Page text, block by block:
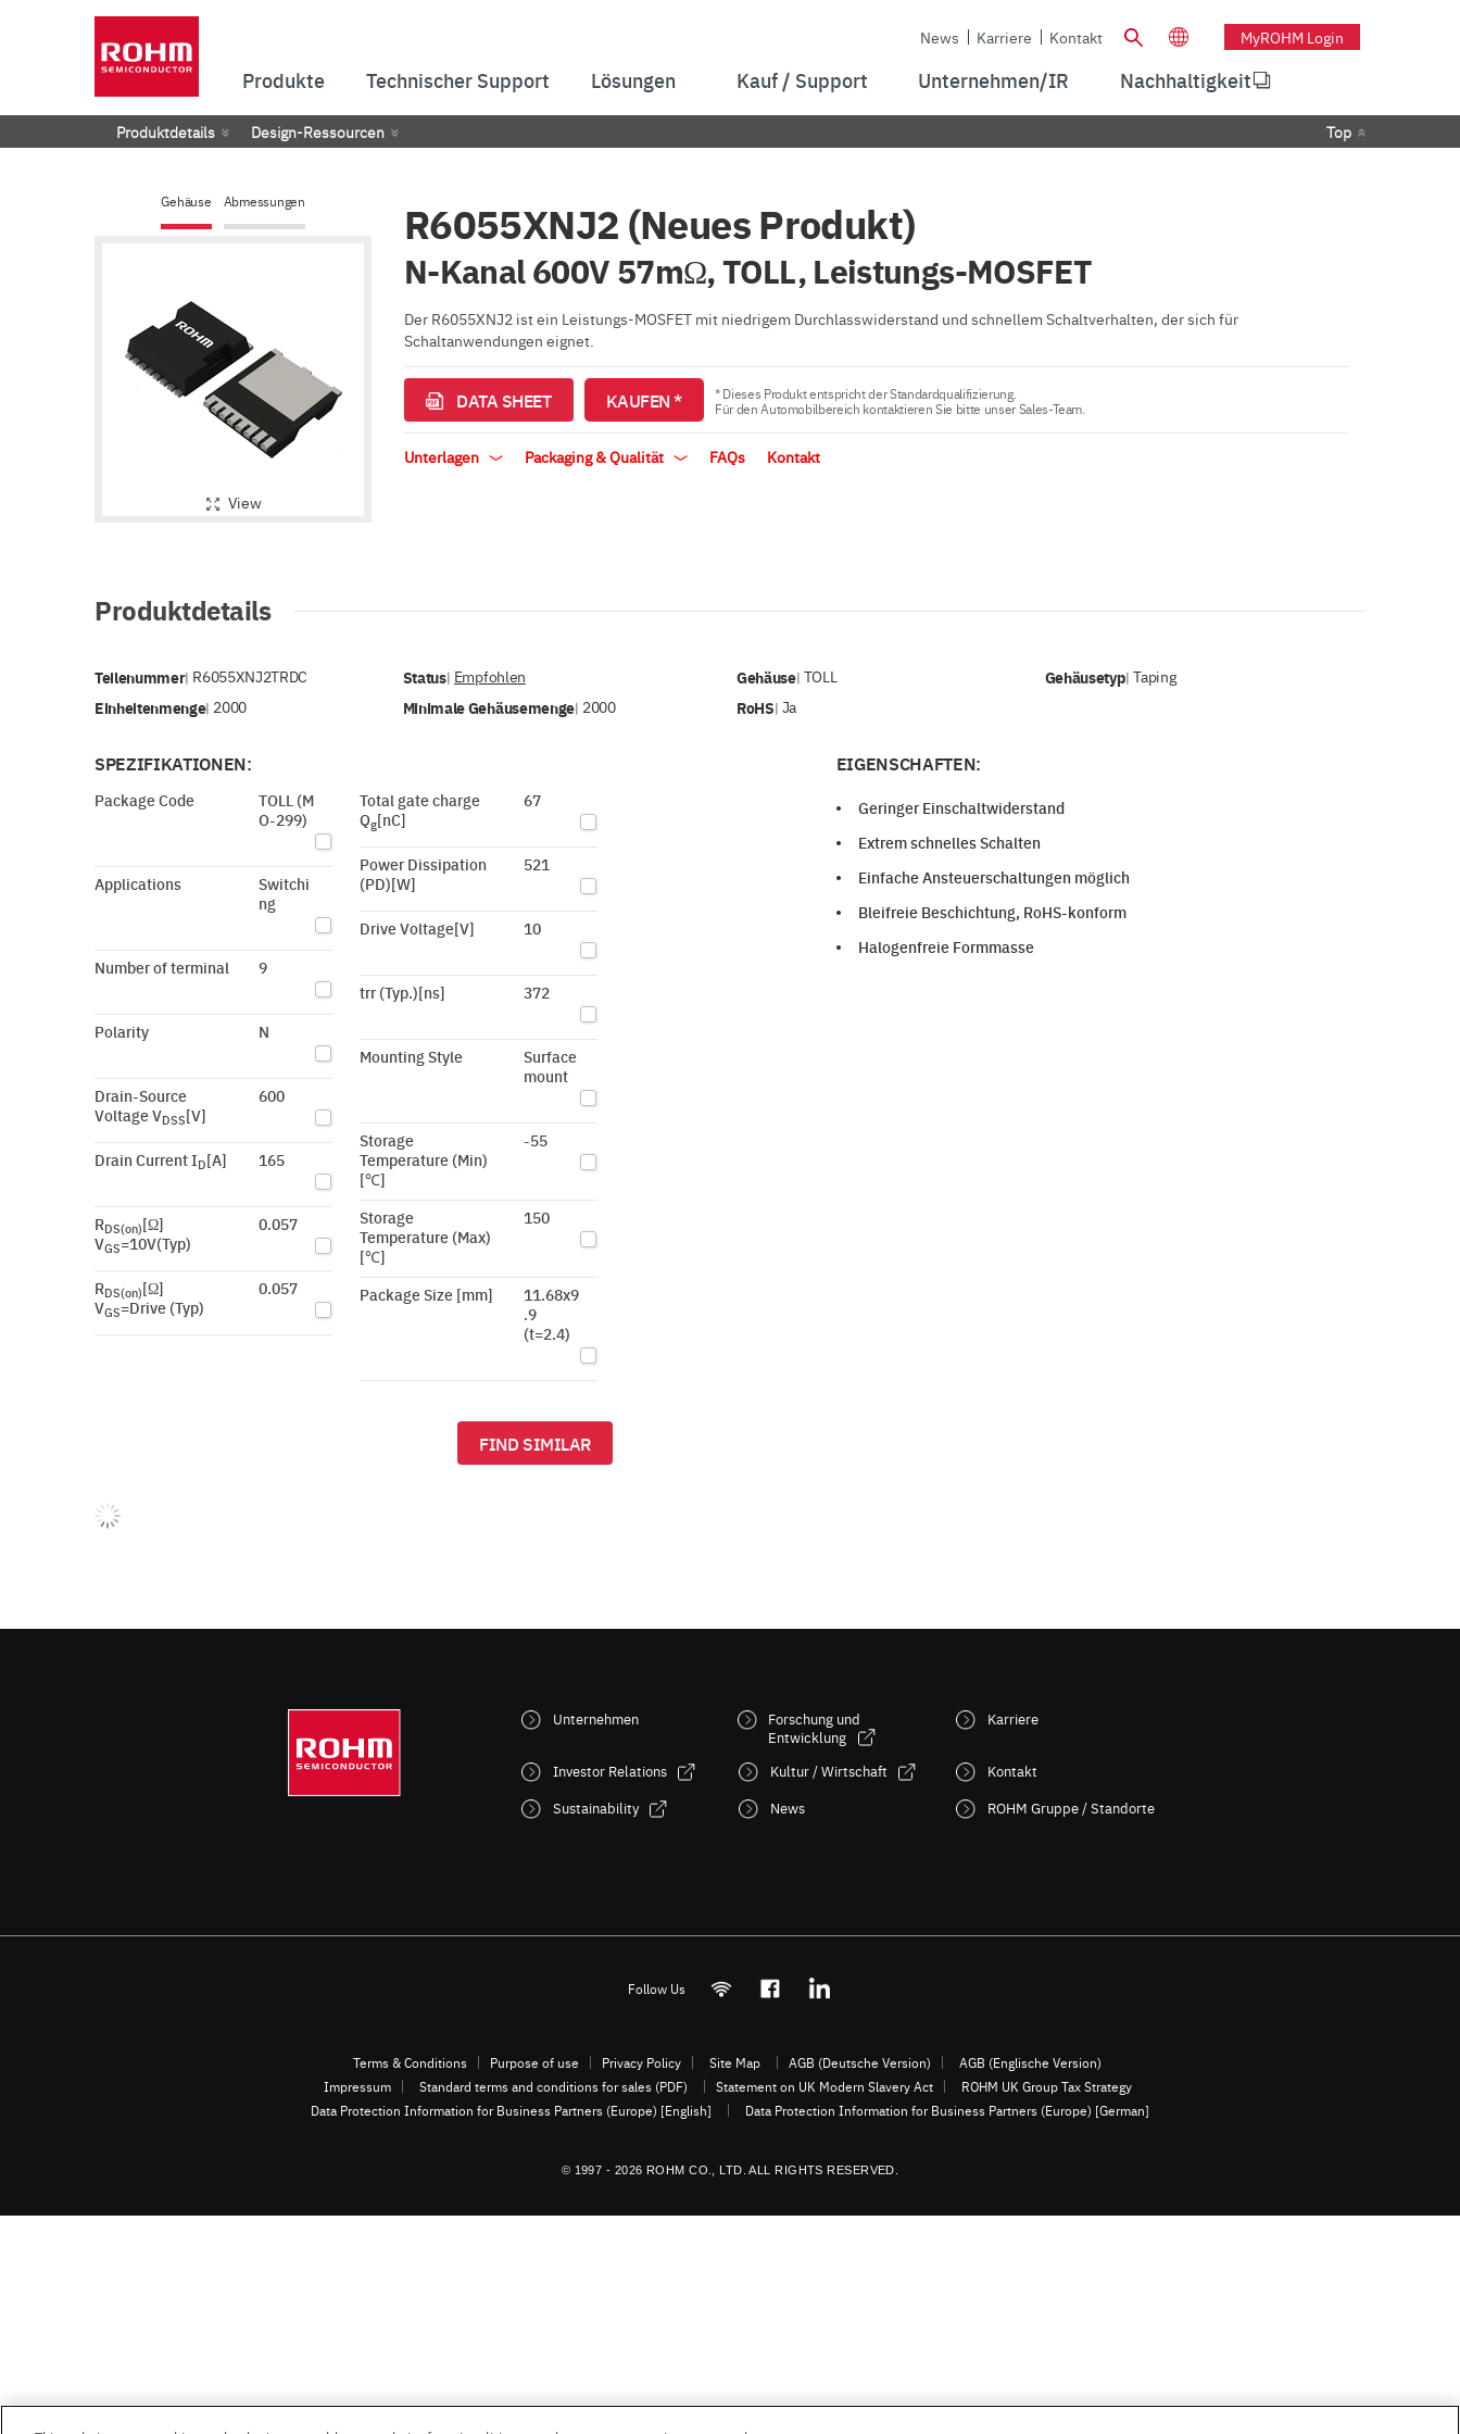
News Karriere Kontakt MyROHM Login
Produkte Technischer Support Lösungen Kauf / Support Unternehmen/IR Nachhaltigkeit
Produktdetails Design-Ressourcen Top
Gehäuse Abmessungen
View
R6055XNJ2 (Neues Produkt)
N-Kanal 600V 57mΩ, TOLL, Leistungs-MOSFET
Der R6055XNJ2 ist ein Leistungs-MOSFET mit niedrigem Durchlasswiderstand und schnellem Schaltverhalten, der sich für
Schaltanwendungen eignet.
DATA SHEET KAUFEN *
* Dieses Produkt entspricht der Standardqualifizierung.
Für den Automobilbereich kontaktieren Sie bitte unser Sales-Team.
Unterlagen Packaging & Qualität FAQs Kontakt
Produktdetails
Teilenummer| R6055XNJ2TRDC Status| Empfohlen Gehäuse| TOLL Gehäusetyp|Taping
Einheitenmenge| 2000 Minimale Gehäusemenge| 2000 RoHS| Ja
SPEZIFIKATIONEN:
Package Code
TOLL (M
O-299)
Applications
Switchi
ng
Number of terminal 9
Polarity N
Drain-Source
Voltage VDSS[V]
600
Drain Current ID[A] 165
RDS(on)[Ω]
VGS=10V(Typ)
0.057
RDS(on)[Ω]
VGS=Drive (Typ)
0.057
Total gate charge
Qg[nC]
67
Power Dissipation
(PD)[W]
521
Drive Voltage[V] 10
trr (Typ.)[ns] 372
Mounting Style
Surface
mount
Storage
Temperature (Min)
[℃]
-55
Storage
Temperature (Max)
[℃]
150
Package Size [mm]
11.68x9
.9
(t=2.4)
FIND SIMILAR
EIGENSCHAFTEN:
Geringer Einschaltwiderstand
Extrem schnelles Schalten
Einfache Ansteuerschaltungen möglich
Bleifreie Beschichtung, RoHS-konform
Halogenfreie Formmasse
Unternehmen
Investor Relations
Sustainability
Forschung und
Entwicklung
Kultur / Wirtschaft
News
Karriere
Kontakt
ROHM Gruppe / Standorte
Follow Us
Terms & Conditions Purpose of use Privacy Policy Site Map AGB (Deutsche Version)
AGB (Englische Version)
Impressum
Standard terms and conditions for sales (PDF) Statement on UK Modern Slavery Act
ROHM UK Group Tax Strategy
Data Protection Information for Business Partners (Europe) [English]
Data Protection Information for Business Partners (Europe) [German]
© 1997 - 2026 ROHM CO., LTD. ALL RIGHTS RESERVED.